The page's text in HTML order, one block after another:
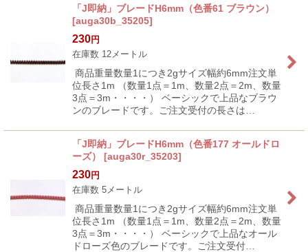
「J即納」ブレードH6mm（色番61 ブラウン）
[auga30b_35205]
230円
在庫数 12メートル
商品重量数量1につき2gサイズ幅約6mm注文単
位長さ1m （数量1点＝1m、数量2点＝2m、数量
3点＝3m・・・・） ベーシックで上品なブラウ
ンのブレードです。ご注文受付の長さは…
「J即納」ブレードH6mm（色番177 オールドロ
ーズ）
[auga30r_35203]
230円
在庫数 5メートル
商品重量数量1につき2gサイズ幅約6mm注文単
位長さ1m （数量1点＝1m、数量2点＝2m、数量
3点＝3m・・・・） ベーシックで上品なオール
ドローズ色のブレードです。ご注文受付…